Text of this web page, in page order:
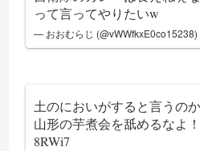
って言ってやりたいw
— おおむらじ (@vWWfkxE0co15238)
土のにおいがすると言うの
山形の芋煮会を舐めるなよ
8RWi7